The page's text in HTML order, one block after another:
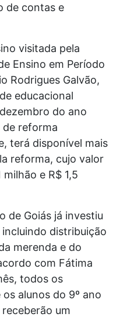
de contas e
visitada pela
Ensino em Período
Rodrigues Galvão,
educacional
do ano
de reforma
terá disponível mais
reforma, cujo valor
e R$ 1,5
de Goiás já investiu
incluindo distribuição
merenda e do
com Fátima
todos os
alunos do 9º ano
um